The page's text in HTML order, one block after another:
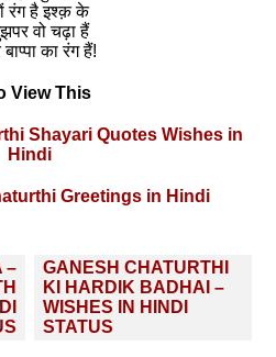
रंग है इश्क़ के
वो चढ़ा हैं
का रंग हैं!
View This
Shayari Quotes Wishes in
Hindi
Greetings in Hindi
–
GANESH CHATURTHI
KI HARDIK BADHAI –
WISHES IN HINDI
STATUS